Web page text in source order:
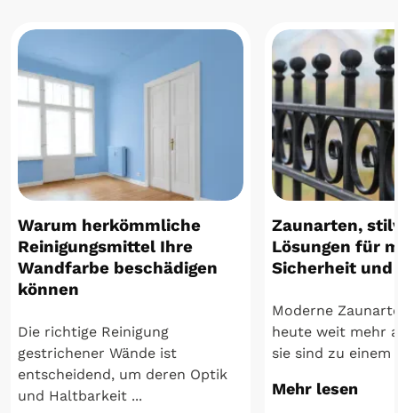
Warum herkömmliche
Reinigungsmittel Ihre
Wandfarbe beschädigen
können
Die richtige Reinigung
gestrichener Wände ist
entscheidend, um deren Optik
und Haltbarkeit ...
Zaunarten,
Lösungen für
Sicherheit und
Moderne
heute weit mehr
sie sind zu einem
Mehr lesen